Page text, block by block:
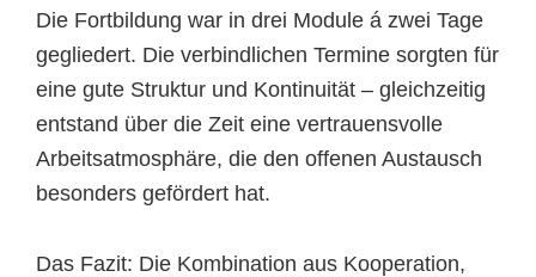
Die Fortbildung war in drei Module á zwei Tage
gegliedert. Die verbindlichen Termine sorgten für
eine gute Struktur und Kontinuität – gleichzeitig
entstand über die Zeit eine vertrauensvolle
Arbeitsatmosphäre, die den offenen Austausch
besonders gefördert hat.
Das Fazit: Die Kombination aus Kooperation,